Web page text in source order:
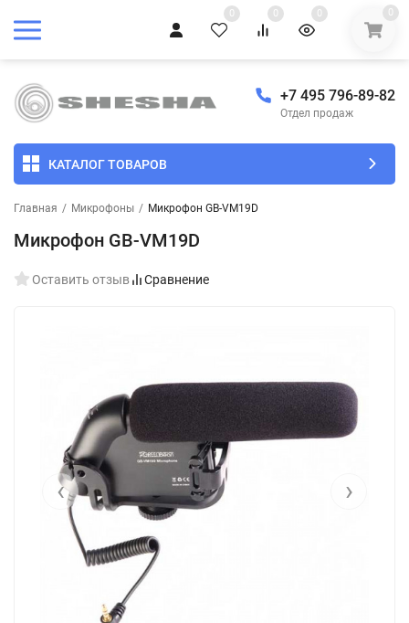
0 0 0 0
+7 495 796-89-82
Отдел продаж
КАТАЛОГ ТОВАРОВ
Главная / Микрофоны / Микрофон GB-VM19D
Микрофон GB-VM19D
Оставить отзыв Сравнение
‹ ›